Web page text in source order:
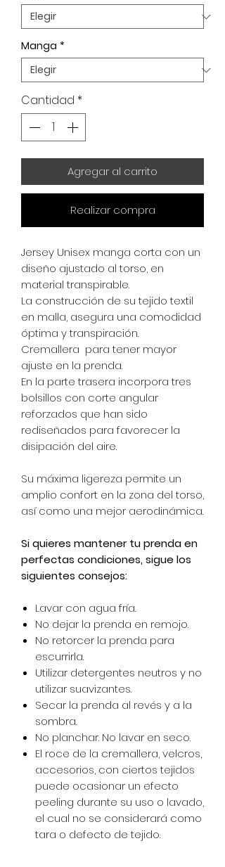
Manga *
Cantidad *
Agregar al carrito
Realizar compra
Jersey Unisex manga corta con un
diseño ajustado al torso, en
material transpirable.
La construcción de su tejido textil
en malla, asegura una comodidad
óptima y transpiración.
Cremallera para tener mayor
ajuste en la prenda.
En la parte trasera incorpora tres
bolsillos con corte angular
reforzados que han sido
rediseñados para favorecer la
disipación del aire.
Su máxima ligereza permite un
amplio confort en la zona del torso,
así como una mejor aerodinámica.
Si quieres mantener tu prenda en
perfectas condiciones, sigue los
siguientes consejos:
Lavar con agua fría.
No dejar la prenda en remojo.
No retorcer la prenda para
escurrirla.
Utilizar detergentes neutros y no
utilizar suavizantes.
Secar la prenda al revés y a la
sombra.
No planchar. No lavar en seco.
El roce de la cremallera, velcros,
accesorios, con ciertos tejidos
puede ocasionar un efecto
peeling durante su uso o lavado,
el cual no se considerará como
tara o defecto de tejido.